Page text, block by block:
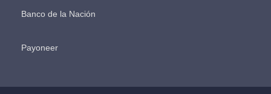
Banco de la Nación
Payoneer